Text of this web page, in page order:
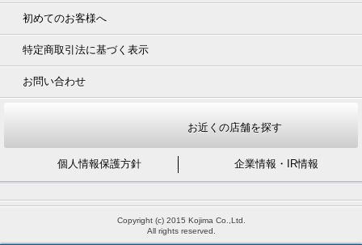
初めてのお客様へ
特定商取引法に基づく表示
お問い合わせ
お近くの店舗を探す
個人情報保護方針 企業情報・IR情報
Copyright (c) 2015 Kojima Co.,Ltd.
All rights reserved.